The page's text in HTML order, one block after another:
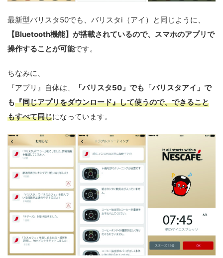
最新型バリスタ50でも、バリスタi（アイ）と同じように、
【Bluetooth機能】が搭載されているので、スマホのアプリで
操作することが可能です。
ちなみに、
『アプリ』自体は、
「バリスタ50」でも「バリスタアイ」で
も『同じアプリをダウンロード』して使うので、できること
もすべて同じになっています。